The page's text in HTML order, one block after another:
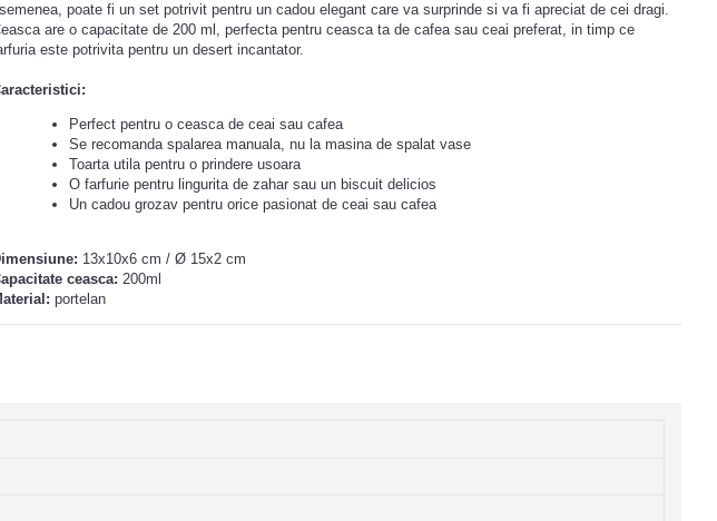
poate fi un set potrivit pentru un cadou elegant care va surprinde si va fi apreciat de cei dragi.
are o capacitate de 200 ml, perfecta pentru ceasca ta de cafea sau ceai preferat, in timp ce
este potrivita pentru un desert incantator.
Perfect pentru o ceasca de ceai sau cafea
Se recomanda spalarea manuala, nu la masina de spalat vase
Toarta utila pentru o prindere usoara
O farfurie pentru lingurita de zahar sau un biscuit delicios
Un cadou grozav pentru orice pasionat de ceai sau cafea
13x10x6 cm / Ø 15x2 cm
ceasca: 200ml
portelan